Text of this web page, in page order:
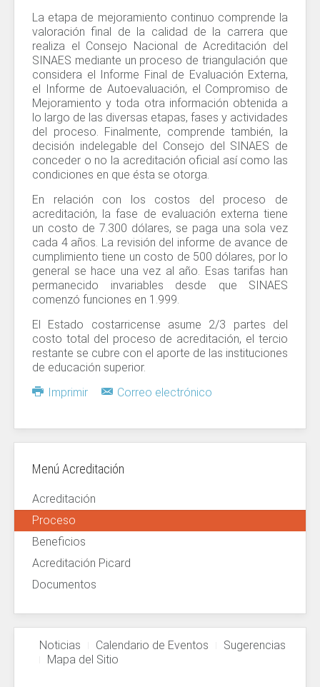
La etapa de mejoramiento continuo comprende la
valoración final de la calidad de la carrera que
realiza el Consejo Nacional de Acreditación del
SINAES mediante un proceso de triangulación que
considera el Informe Final de Evaluación Externa,
el Informe de Autoevaluación, el Compromiso de
Mejoramiento y toda otra información obtenida a
lo largo de las diversas etapas, fases y actividades
del proceso. Finalmente, comprende también, la
decisión indelegable del Consejo del SINAES de
conceder o no la acreditación oficial así como las
condiciones en que ésta se otorga.
En relación con los costos del proceso de
acreditación, la fase de evaluación externa tiene
un costo de 7.300 dólares, se paga una sola vez
cada 4 años. La revisión del informe de avance de
cumplimiento tiene un costo de 500 dólares, por lo
general se hace una vez al año. Esas tarifas han
permanecido invariables desde que SINAES
comenzó funciones en 1.999.
El Estado costarricense asume 2/3 partes del
costo total del proceso de acreditación, el tercio
restante se cubre con el aporte de las instituciones
de educación superior.
Imprimir
Correo electrónico
Menú Acreditación
Acreditación
Proceso
Beneficios
Acreditación Picard
Documentos
Noticias Calendario de Eventos
Sugerencias
Mapa del Sitio